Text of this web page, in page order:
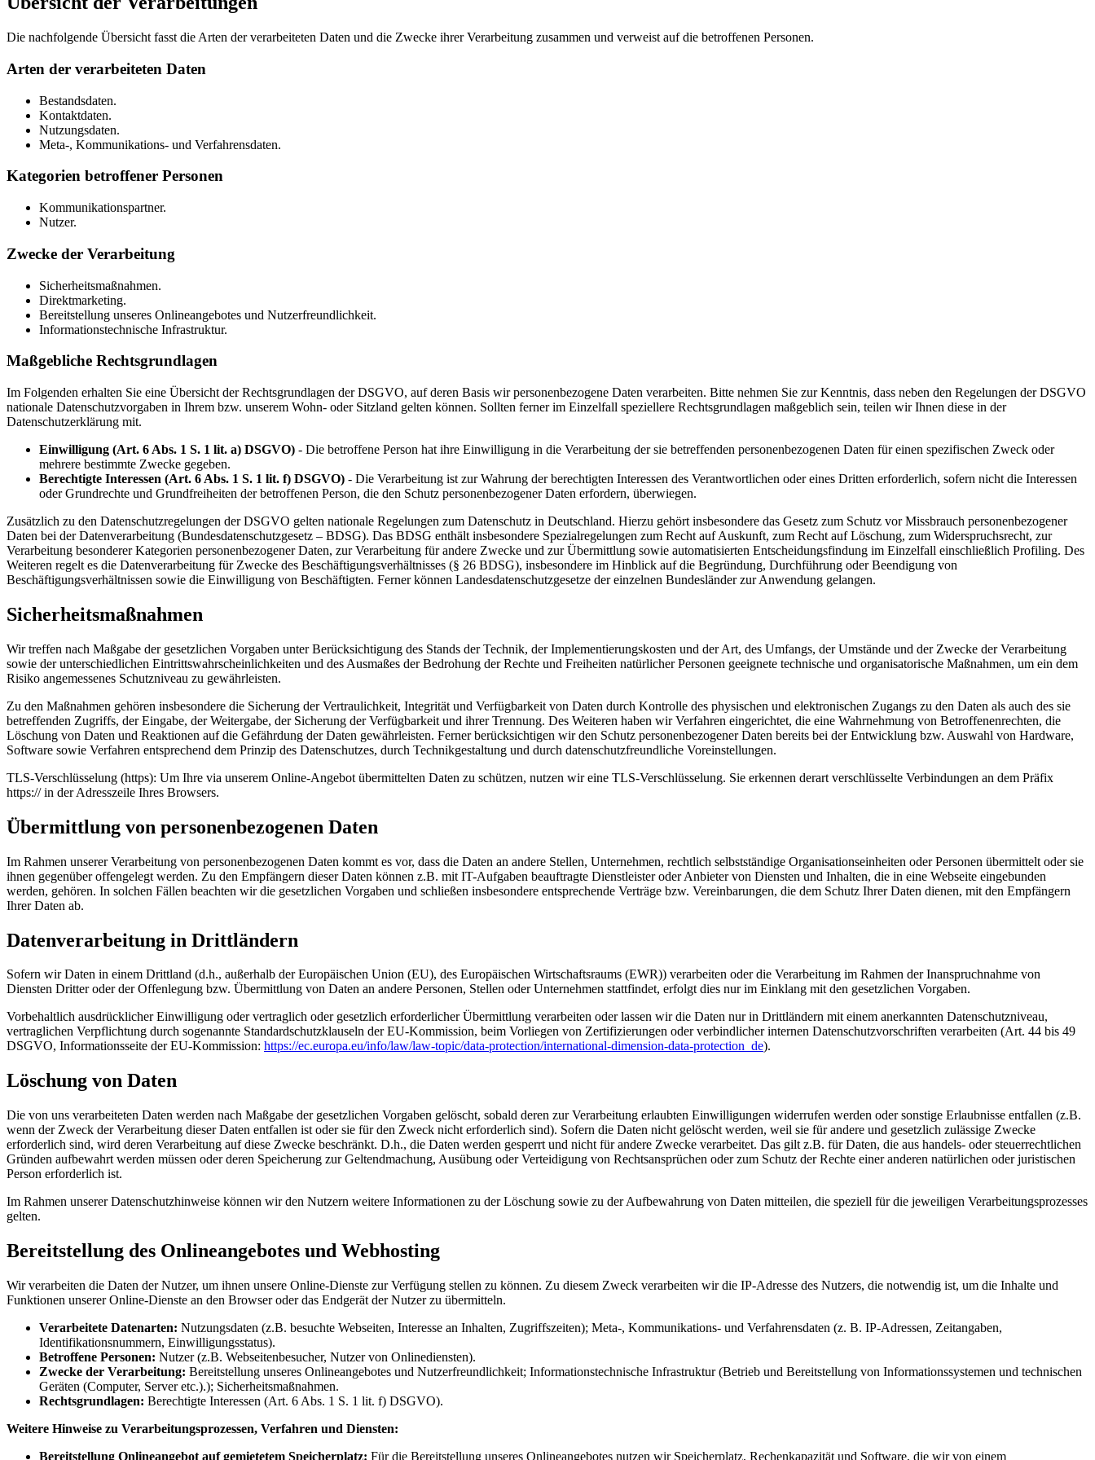
Die nachfolgende Übersicht fasst die Arten der verarbeiteten Daten und die Zwecke ihrer Verarbeitung zusammen und verweist auf die betroffenen Personen.
Arten der verarbeiteten Daten
Bestandsdaten.
Kontaktdaten.
Nutzungsdaten.
Meta-, Kommunikations- und Verfahrensdaten.
Kategorien betroffener Personen
Kommunikationspartner.
Nutzer.
Zwecke der Verarbeitung
Sicherheitsmaßnahmen.
Direktmarketing.
Bereitstellung unseres Onlineangebotes und Nutzerfreundlichkeit.
Informationstechnische Infrastruktur.
Maßgebliche Rechtsgrundlagen
Im Folgenden erhalten Sie eine Übersicht der Rechtsgrundlagen der DSGVO, auf deren Basis wir personenbezogene Daten verarbeiten. Bitte nehmen Sie zur Kenntnis, dass neben den Regelungen der DSGVO
nationale Datenschutzvorgaben in Ihrem bzw. unserem Wohn- oder Sitzland gelten können. Sollten ferner im Einzelfall speziellere Rechtsgrundlagen maßgeblich sein, teilen wir Ihnen diese in der
Datenschutzerklärung mit.
Einwilligung (Art. 6 Abs. 1 S. 1 lit. a) DSGVO) - Die betroffene Person hat ihre Einwilligung in die Verarbeitung der sie betreffenden personenbezogenen Daten für einen spezifischen Zweck oder
mehrere bestimmte Zwecke gegeben.
Berechtigte Interessen (Art. 6 Abs. 1 S. 1 lit. f) DSGVO) - Die Verarbeitung ist zur Wahrung der berechtigten Interessen des Verantwortlichen oder eines Dritten erforderlich, sofern nicht die Interessen
oder Grundrechte und Grundfreiheiten der betroffenen Person, die den Schutz personenbezogener Daten erfordern, überwiegen.
Zusätzlich zu den Datenschutzregelungen der DSGVO gelten nationale Regelungen zum Datenschutz in Deutschland. Hierzu gehört insbesondere das Gesetz zum Schutz vor Missbrauch personenbezogener
Daten bei der Datenverarbeitung (Bundesdatenschutzgesetz – BDSG). Das BDSG enthält insbesondere Spezialregelungen zum Recht auf Auskunft, zum Recht auf Löschung, zum Widerspruchsrecht, zur
Verarbeitung besonderer Kategorien personenbezogener Daten, zur Verarbeitung für andere Zwecke und zur Übermittlung sowie automatisierten Entscheidungsfindung im Einzelfall einschließlich Profiling. Des
Weiteren regelt es die Datenverarbeitung für Zwecke des Beschäftigungsverhältnisses (§ 26 BDSG), insbesondere im Hinblick auf die Begründung, Durchführung oder Beendigung von
Beschäftigungsverhältnissen sowie die Einwilligung von Beschäftigten. Ferner können Landesdatenschutzgesetze der einzelnen Bundesländer zur Anwendung gelangen.
Sicherheitsmaßnahmen
Wir treffen nach Maßgabe der gesetzlichen Vorgaben unter Berücksichtigung des Stands der Technik, der Implementierungskosten und der Art, des Umfangs, der Umstände und der Zwecke der Verarbeitung
sowie der unterschiedlichen Eintrittswahrscheinlichkeiten und des Ausmaßes der Bedrohung der Rechte und Freiheiten natürlicher Personen geeignete technische und organisatorische Maßnahmen, um ein dem
Risiko angemessenes Schutzniveau zu gewährleisten.
Zu den Maßnahmen gehören insbesondere die Sicherung der Vertraulichkeit, Integrität und Verfügbarkeit von Daten durch Kontrolle des physischen und elektronischen Zugangs zu den Daten als auch des sie
betreffenden Zugriffs, der Eingabe, der Weitergabe, der Sicherung der Verfügbarkeit und ihrer Trennung. Des Weiteren haben wir Verfahren eingerichtet, die eine Wahrnehmung von Betroffenenrechten, die
Löschung von Daten und Reaktionen auf die Gefährdung der Daten gewährleisten. Ferner berücksichtigen wir den Schutz personenbezogener Daten bereits bei der Entwicklung bzw. Auswahl von Hardware,
Software sowie Verfahren entsprechend dem Prinzip des Datenschutzes, durch Technikgestaltung und durch datenschutzfreundliche Voreinstellungen.
TLS-Verschlüsselung (https): Um Ihre via unserem Online-Angebot übermittelten Daten zu schützen, nutzen wir eine TLS-Verschlüsselung. Sie erkennen derart verschlüsselte Verbindungen an dem Präfix
https:// in der Adresszeile Ihres Browsers.
Übermittlung von personenbezogenen Daten
Im Rahmen unserer Verarbeitung von personenbezogenen Daten kommt es vor, dass die Daten an andere Stellen, Unternehmen, rechtlich selbstständige Organisationseinheiten oder Personen übermittelt oder sie
ihnen gegenüber offengelegt werden. Zu den Empfängern dieser Daten können z.B. mit IT-Aufgaben beauftragte Dienstleister oder Anbieter von Diensten und Inhalten, die in eine Webseite eingebunden
werden, gehören. In solchen Fällen beachten wir die gesetzlichen Vorgaben und schließen insbesondere entsprechende Verträge bzw. Vereinbarungen, die dem Schutz Ihrer Daten dienen, mit den Empfängern
Ihrer Daten ab.
Datenverarbeitung in Drittländern
Sofern wir Daten in einem Drittland (d.h., außerhalb der Europäischen Union (EU), des Europäischen Wirtschaftsraums (EWR)) verarbeiten oder die Verarbeitung im Rahmen der Inanspruchnahme von
Diensten Dritter oder der Offenlegung bzw. Übermittlung von Daten an andere Personen, Stellen oder Unternehmen stattfindet, erfolgt dies nur im Einklang mit den gesetzlichen Vorgaben.
Vorbehaltlich ausdrücklicher Einwilligung oder vertraglich oder gesetzlich erforderlicher Übermittlung verarbeiten oder lassen wir die Daten nur in Drittländern mit einem anerkannten Datenschutzniveau,
vertraglichen Verpflichtung durch sogenannte Standardschutzklauseln der EU-Kommission, beim Vorliegen von Zertifizierungen oder verbindlicher internen Datenschutzvorschriften verarbeiten (Art. 44 bis 49
DSGVO, Informationsseite der EU-Kommission: https://ec.europa.eu/info/law/law-topic/data-protection/international-dimension-data-protection_de).
Löschung von Daten
Die von uns verarbeiteten Daten werden nach Maßgabe der gesetzlichen Vorgaben gelöscht, sobald deren zur Verarbeitung erlaubten Einwilligungen widerrufen werden oder sonstige Erlaubnisse entfallen (z.B.
wenn der Zweck der Verarbeitung dieser Daten entfallen ist oder sie für den Zweck nicht erforderlich sind). Sofern die Daten nicht gelöscht werden, weil sie für andere und gesetzlich zulässige Zwecke
erforderlich sind, wird deren Verarbeitung auf diese Zwecke beschränkt. D.h., die Daten werden gesperrt und nicht für andere Zwecke verarbeitet. Das gilt z.B. für Daten, die aus handels- oder steuerrechtlichen
Gründen aufbewahrt werden müssen oder deren Speicherung zur Geltendmachung, Ausübung oder Verteidigung von Rechtsansprüchen oder zum Schutz der Rechte einer anderen natürlichen oder juristischen
Person erforderlich ist.
Im Rahmen unserer Datenschutzhinweise können wir den Nutzern weitere Informationen zu der Löschung sowie zu der Aufbewahrung von Daten mitteilen, die speziell für die jeweiligen Verarbeitungsprozesses
gelten.
Bereitstellung des Onlineangebotes und Webhosting
Wir verarbeiten die Daten der Nutzer, um ihnen unsere Online-Dienste zur Verfügung stellen zu können. Zu diesem Zweck verarbeiten wir die IP-Adresse des Nutzers, die notwendig ist, um die Inhalte und
Funktionen unserer Online-Dienste an den Browser oder das Endgerät der Nutzer zu übermitteln.
Verarbeitete Datenarten: Nutzungsdaten (z.B. besuchte Webseiten, Interesse an Inhalten, Zugriffszeiten); Meta-, Kommunikations- und Verfahrensdaten (z. B. IP-Adressen, Zeitangaben,
Identifikationsnummern, Einwilligungsstatus).
Betroffene Personen: Nutzer (z.B. Webseitenbesucher, Nutzer von Onlinediensten).
Zwecke der Verarbeitung: Bereitstellung unseres Onlineangebotes und Nutzerfreundlichkeit; Informationstechnische Infrastruktur (Betrieb und Bereitstellung von Informationssystemen und technischen
Geräten (Computer, Server etc.).); Sicherheitsmaßnahmen.
Rechtsgrundlagen: Berechtigte Interessen (Art. 6 Abs. 1 S. 1 lit. f) DSGVO).
Weitere Hinweise zu Verarbeitungsprozessen, Verfahren und Diensten:
Bereitstellung Onlineangebot auf gemietetem Speicherplatz: Für die Bereitstellung unseres Onlineangebotes nutzen wir Speicherplatz, Rechenkapazität und Software, die wir von einem